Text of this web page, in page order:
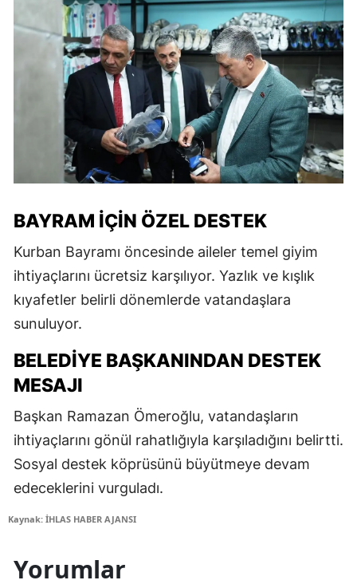
BAYRAM İÇIN ÖZEL DESTEK
Kurban Bayramı öncesinde aileler temel giyim
ihtiyaçlarını ücretsiz karşılıyor. Yazlık ve kışlık
kıyafetler belirli dönemlerde vatandaşlara
sunuluyor.
BELEDIYE BAŞKANINDAN DESTEK
MESAJI
Başkan Ramazan Ömeroğlu, vatandaşların
ihtiyaçlarını gönül rahatlığıyla karşıladığını belirtti.
Sosyal destek köprüsünü büyütmeye devam
edeceklerini vurguladı.
Kaynak: İHLAS HABER AJANSI
Yorumlar